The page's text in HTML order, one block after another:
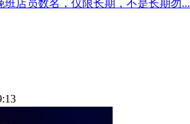
店员数名，仅限长期，不是长期勿...